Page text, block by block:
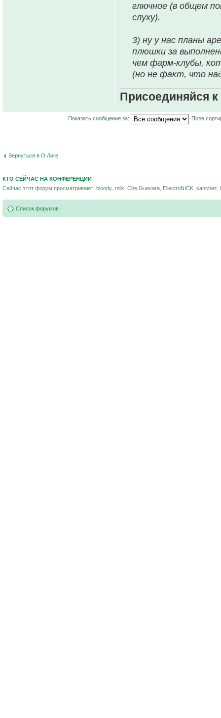
глючное (в общем
слуху).
3) ну у нас планы
плюшки за
чем фарм-клубы,
(но не факт, что
Присоединяйся
Показать сообщения за: Поле
Вернуться в О Лиге
КТО СЕЙЧАС НА КОНФЕРЕНЦИИ
Сейчас этот форум просматривают: bloody_milk, Che Guevara, EllectroNICK, sanchez,
Список форумов